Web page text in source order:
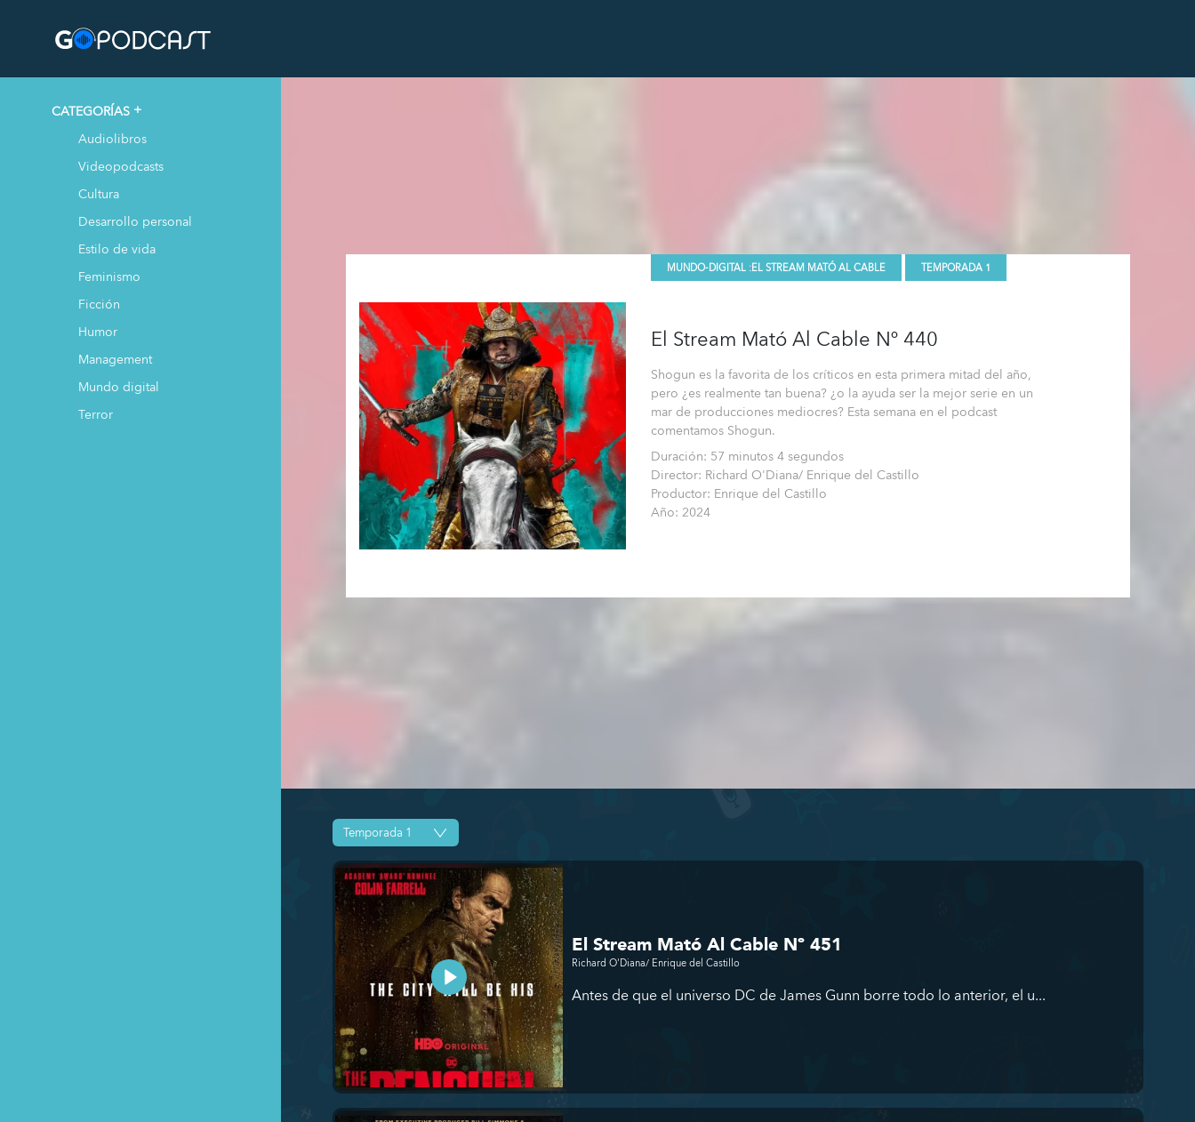
CATEGORÍAS
Audiolibros
Videopodcasts
Cultura
Desarrollo personal
Estilo de vida
Feminismo
Ficción
Humor
Management
Mundo digital
Terror
MUNDO-DIGITAL :EL STREAM MATÓ AL CABLE TEMPORADA 1
El Stream Mató Al Cable Nº 440
Shogun es la favorita de los críticos en esta primera mitad del año,
pero ¿es realmente tan buena? ¿o la ayuda ser la mejor serie en un
mar de producciones mediocres? Esta semana en el podcast
comentamos Shogun.
Duración: 57 minutos 4 segundos
Director: Richard O'Diana/ Enrique del Castillo
Productor: Enrique del Castillo
Año: 2024
El Stream Mató Al Cable Nº 451
Richard O'Diana/ Enrique del Castillo
Antes de que el universo DC de James Gunn borre todo lo anterior, el u...